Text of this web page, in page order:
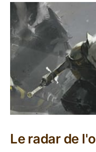
Le radar de